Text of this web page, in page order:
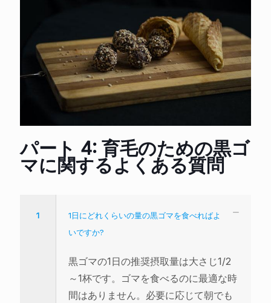
パート 4: 育毛のための黒ゴ
マに関するよくある質問
1
1日にどれくらいの量の黒ゴマを食べればよ
いですか?
黒ゴマの1日の推奨摂取量は大さじ1/2
～1杯です。ゴマを食べるのに最適な時
間はありません。必要に応じて朝でも